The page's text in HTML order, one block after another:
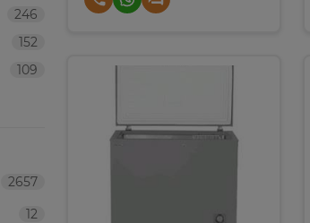
246
152
109
2657
12